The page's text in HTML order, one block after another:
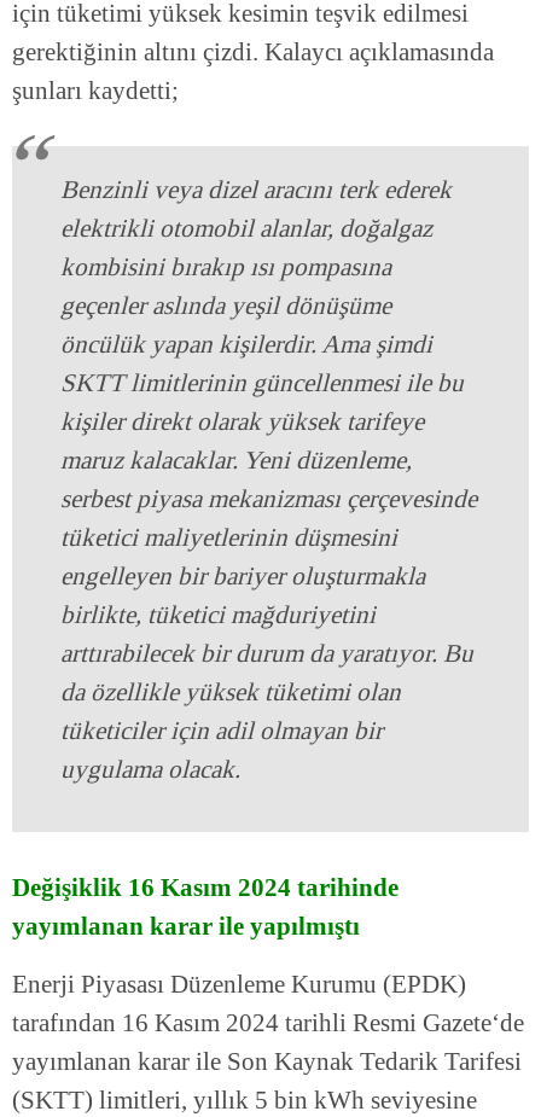
için tüketimi yüksek kesimin teşvik edilmesi
gerektiğinin altını çizdi. Kalaycı açıklamasında
şunları kaydetti;
Benzinli veya dizel aracını terk ederek
elektrikli otomobil alanlar, doğalgaz
kombisini bırakıp ısı pompasına
geçenler aslında yeşil dönüşüme
öncülük yapan kişilerdir. Ama şimdi
SKTT limitlerinin güncellenmesi ile bu
kişiler direkt olarak yüksek tarifeye
maruz kalacaklar. Yeni düzenleme,
serbest piyasa mekanizması çerçevesinde
tüketici maliyetlerinin düşmesini
engelleyen bir bariyer oluşturmakla
birlikte, tüketici mağduriyetini
arttırabilecek bir durum da yaratıyor. Bu
da özellikle yüksek tüketimi olan
tüketiciler için adil olmayan bir
uygulama olacak.
Değişiklik 16 Kasım 2024 tarihinde
yayımlanan karar ile yapılmıştı
Enerji Piyasası Düzenleme Kurumu (EPDK)
tarafından 16 Kasım 2024 tarihli Resmi Gazete‘de
yayımlanan karar ile Son Kaynak Tedarik Tarifesi
(SKTT) limitleri, yıllık 5 bin kWh seviyesine